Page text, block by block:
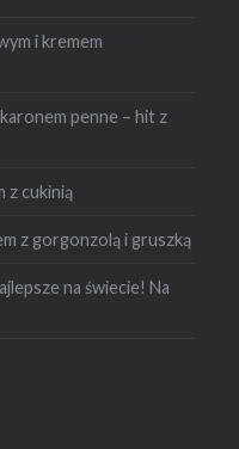
i kremem
penne – hit z
z cukinią
z gorgonzolą i gruszką
na świecie! Na